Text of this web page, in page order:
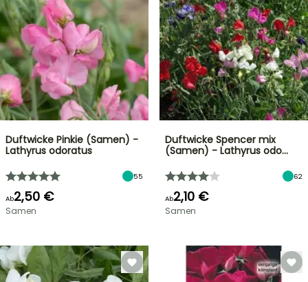
Duftwicke Pinkie (Samen) -
Lathyrus odoratus
55
Ab2,50 €
Samen
Duftwicke Spencer mix
(Samen) - Lathyrus odo…
62
Ab2,10 €
Samen